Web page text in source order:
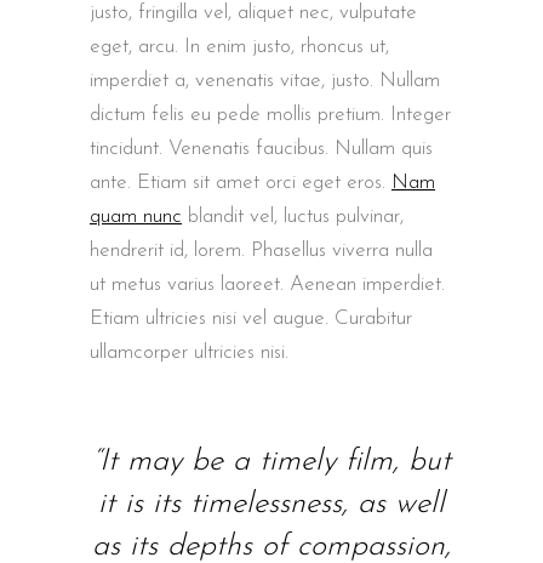
justo, fringilla vel, aliquet nec, vulputate
eget, arcu. In enim justo, rhoncus ut,
imperdiet a, venenatis vitae, justo. Nullam
dictum felis eu pede mollis pretium. Integer
tincidunt. Venenatis faucibus. Nullam quis
ante. Etiam sit amet orci eget eros. Nam
quam nunc blandit vel, luctus pulvinar,
hendrerit id, lorem. Phasellus viverra nulla
ut metus varius laoreet. Aenean imperdiet.
Etiam ultricies nisi vel augue. Curabitur
ullamcorper ultricies nisi.
“It may be a timely film, but
it is its timelessness, as well
as its depths of compassion,